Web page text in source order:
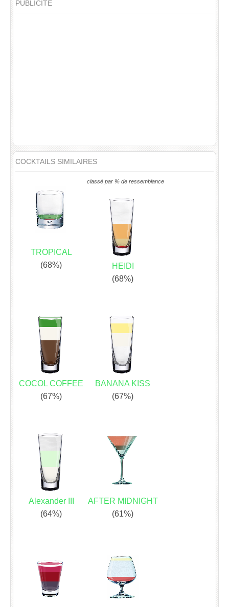
PUBLICITÉ
COCKTAILS SIMILAIRES
classé par % de ressemblance
TROPICAL
(68%)
HEIDI
(68%)
COCOL COFFEE
(67%)
BANANA KISS
(67%)
Alexander III
(64%)
AFTER MIDNIGHT
(61%)